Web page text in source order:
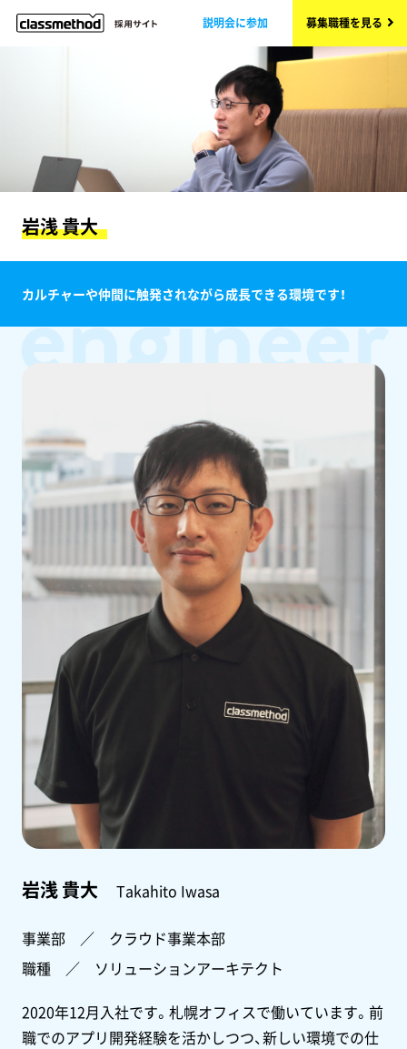
説明会に参加 募集職種を見る
岩浅 貴大
カルチャーや仲間に触発されながら成長できる環境です！
engineer
岩浅 貴大 Takahito Iwasa
事業部 ／ クラウド事業本部
職種 ／ ソリューションアーキテクト
2020年12月入社です。札幌オフィスで働いています。前
職でのアプリ開発経験を活かしつつ、新しい環境での仕